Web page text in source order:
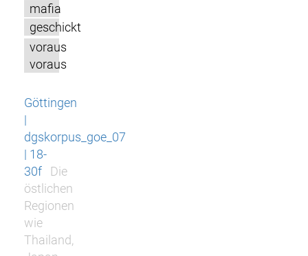
mafia
geschickt
voraus
voraus
Göttingen
|
dgskorpus_goe_07
| 18-
30f
Die
östlichen
Regionen
wie
Thailand,